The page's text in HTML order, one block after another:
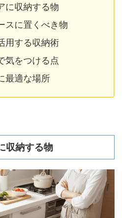
に収納する物
スに置くべき物
用する収納術
気をつける点
最適な場所
収納する物